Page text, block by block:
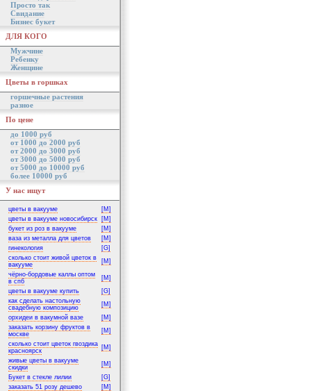
Просто так
Свидание
Бизнес букет
ДЛЯ КОГО
Мужчине
Ребенку
Женщине
Цветы в горшках
горшечные растения
разное
По цене
до 1000 руб
от 1000 до 2000 руб
от 2000 до 3000 руб
от 3000 до 5000 руб
от 5000 до 10000 руб
более 10000 руб
У нас ищут
цветы в вакууме
[M]
цветы в вакууме новосибирск
[M]
букет из роз в вакууме
[M]
ваза из металла для цветов
[M]
гинекология
[G]
сколько стоит живой цветок в
вакууме
[M]
чёрно-бордовые каллы оптом
в спб
[M]
цветы в вакууме купить
[G]
как сделать настольную
свадебную композицию
[M]
орхидеи в вакумной вазе
[M]
заказать корзину фруктов в
москве
[M]
сколько стоит цветок гвоздика
красноярск
[M]
живые цветы в вакууме
скидки
[M]
Букет в стекле лилии
[G]
заказать 51 розу дешево
[M]